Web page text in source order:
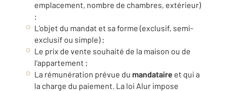
emplacement, nombre de chambres, extérieur)
;
L’objet du mandat et sa forme (exclusif, semi-
exclusif ou simple) ;
Le prix de vente souhaité de la maison ou de
l’appartement ;
La rémunération prévue du mandataire et qui a
la charge du paiement. La loi Alur impose